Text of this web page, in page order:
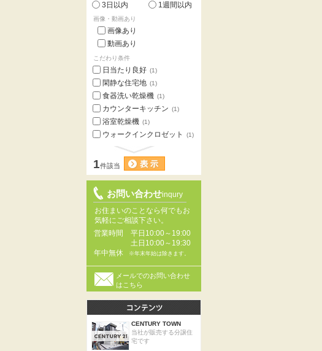
3日以内
1週間以内
画像・動画あり
画像あり
動画あり
こだわり条件
日当たり良好 (1)
閑静な住宅地 (1)
食器洗い乾燥機 (1)
カウンターキッチン (1)
浴室乾燥機 (1)
ウォークインクロゼット (1)
1件該当
お問い合わせinqury
お住まいのことなら何でもお
気軽にご相談下さい。
営業時間
平日10:00～19:00
土日10:00～19:30
年中無休
※年末年始は除きます。
メールでのお問い合わせ
はこちら
CENTURY TOWN
当社が販売する分譲住
宅です